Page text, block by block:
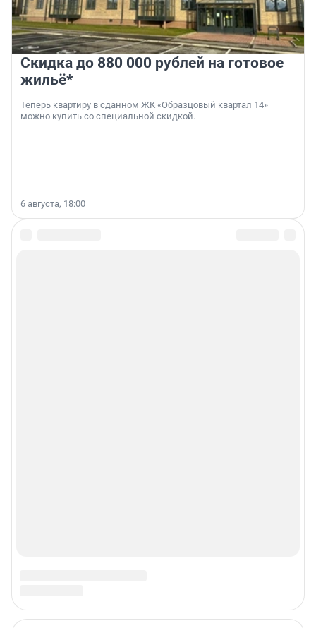
Скидка до 880 000 рублей на готовое
жильё*
Теперь квартиру в сданном ЖК «Образцовый квартал 14»
можно купить со специальной скидкой.
6 августа, 18:00